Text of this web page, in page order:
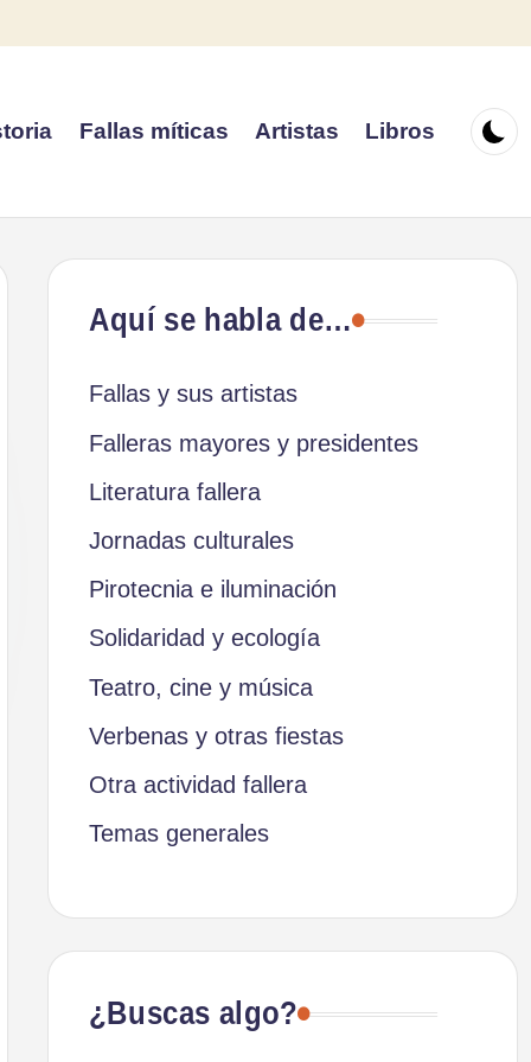
Fallas míticas Artistas Libros
Aquí se habla de…
Fallas y sus artistas
Falleras mayores y presidentes
Literatura fallera
Jornadas culturales
Pirotecnia e iluminación
Solidaridad y ecología
Teatro, cine y música
Verbenas y otras fiestas
Otra actividad fallera
Temas generales
¿Buscas algo?